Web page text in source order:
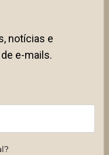
notícias e
e-mails.